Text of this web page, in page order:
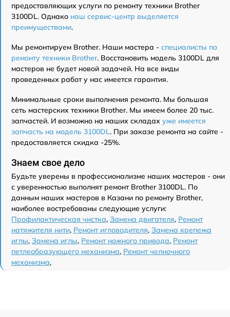
предоставляющих услуги по ремонту техники Brother
3100DL. Однако наш сервис-центр выделяется
преимуществами.
Мы ремонтируем Brother. Наши мастера - специалисты по
ремонту техники Brother. Восстановить модель 3100DL для
мастеров не будет новой задачей. На все виды
проведенных работ у нас имеется гарантия.
Минимальные сроки выполнения ремонта. Мы большая
сеть мастерских техники Brother. Мы имеем более 20 тыс.
запчастей. И возможно на наших складах уже имеется
запчасть на модель 3100DL. При заказе ремонта на сайте -
предоставляется скидка -25%.
Знаем свое дело
Будьте уверены в профессионализме наших мастеров - они
с уверенностью выполнят ремонт Brother 3100DL. По
данным наших мастеров в Казани по ремонту Brother,
наиболее востребованы следующие услуги:
Профилактическая чистка, Замена двигателя, Ремонт
натяжителя нити, Ремонт игловодителя, Замена крепежа
иглы, Замена иглы, Ремонт ножного привода, Ремонт
петлеобразующего механизма, Ремонт челночного
механизма,